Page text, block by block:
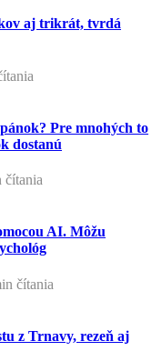
aj trikrát, tvrdá
Pre mnohých to
dostanú
čítania
AI. Môžu
čítania
z Trnavy, rezeň aj